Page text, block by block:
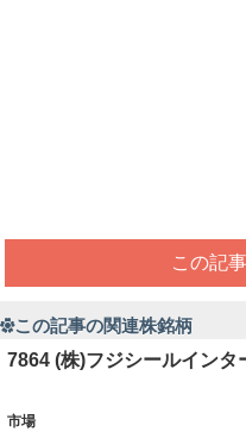
この記
この記事の関連株銘柄
7864 (株)フジシールインタ
市場